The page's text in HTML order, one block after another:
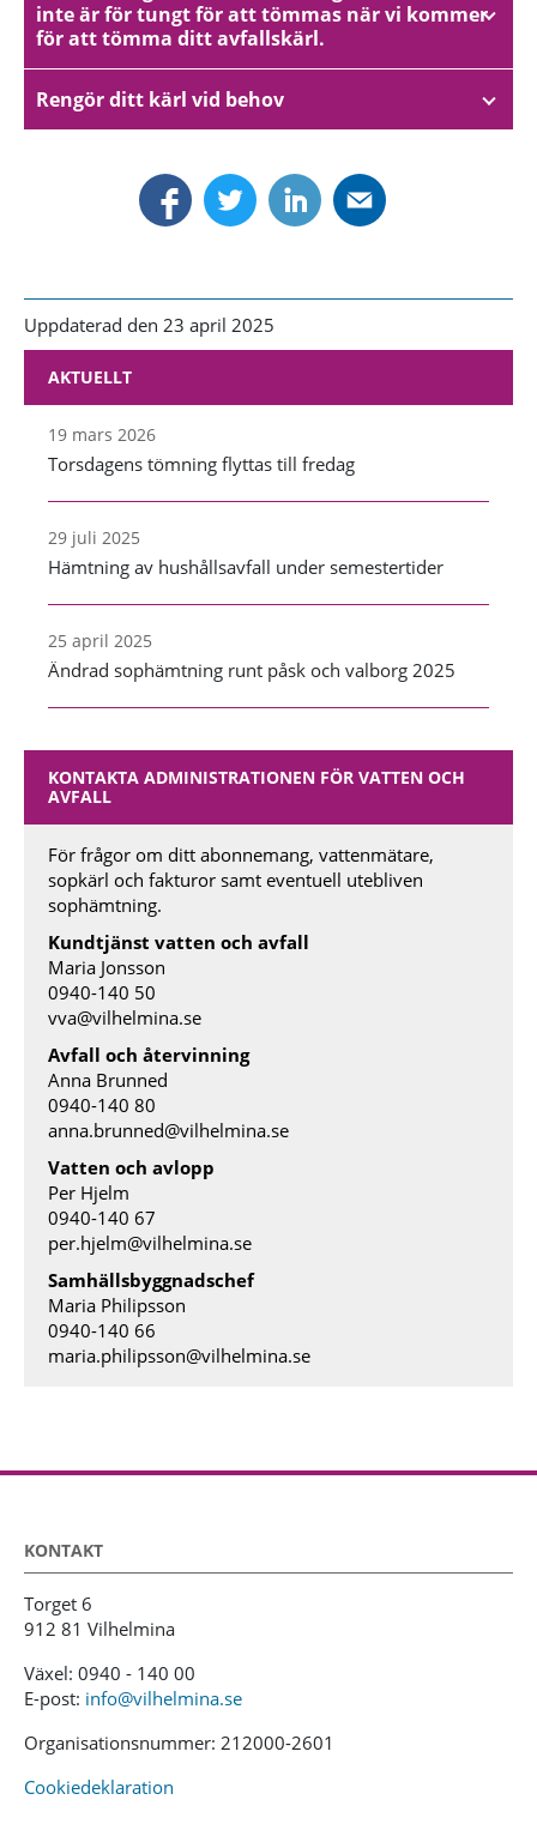
inte är för tungt för att tömmas när vi kommer
för att tömma ditt avfallskärl.
Rengör ditt kärl vid behov
Uppdaterad den 23 april 2025
AKTUELLT
19 mars 2026
Torsdagens tömning flyttas till fredag
29 juli 2025
Hämtning av hushållsavfall under semestertider
25 april 2025
Ändrad sophämtning runt påsk och valborg 2025
KONTAKTA ADMINISTRATIONEN FÖR VATTEN OCH
AVFALL
För frågor om ditt abonnemang, vattenmätare,
sopkärl och fakturor samt eventuell utebliven
sophämtning.
Kundtjänst vatten och avfall
Maria Jonsson
0940-140 50
vva@vilhelmina.se
Avfall och återvinning
Anna Brunned
0940-140 80
anna.brunned@vilhelmina.se
Vatten och avlopp
Per Hjelm
0940-140 67
per.hjelm@vilhelmina.se
Samhällsbyggnadschef
Maria Philipsson
0940-140 66
maria.philipsson@vilhelmina.se
KONTAKT
Torget 6
912 81 Vilhelmina
Växel: 0940 - 140 00
E-post: info@vilhelmina.se
Organisationsnummer: 212000-2601
Cookiedeklaration